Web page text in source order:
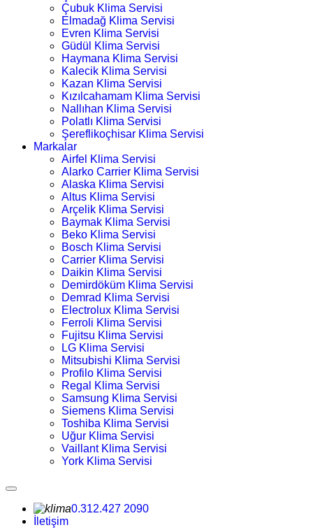
Çubuk Klima Servisi
Elmadağ Klima Servisi
Evren Klima Servisi
Güdül Klima Servisi
Haymana Klima Servisi
Kalecik Klima Servisi
Kazan Klima Servisi
Kızılcahamam Klima Servisi
Nallıhan Klima Servisi
Polatlı Klima Servisi
Şereflikoçhisar Klima Servisi
Markalar
Airfel Klima Servisi
Alarko Carrier Klima Servisi
Alaska Klima Servisi
Altus Klima Servisi
Arçelik Klima Servisi
Baymak Klima Servisi
Beko Klima Servisi
Bosch Klima Servisi
Carrier Klima Servisi
Daikin Klima Servisi
Demirdöküm Klima Servisi
Demrad Klima Servisi
Electrolux Klima Servisi
Ferroli Klima Servisi
Fujitsu Klima Servisi
LG Klima Servisi
Mitsubishi Klima Servisi
Profilo Klima Servisi
Regal Klima Servisi
Samsung Klima Servisi
Siemens Klima Servisi
Toshiba Klima Servisi
Uğur Klima Servisi
Vaillant Klima Servisi
York Klima Servisi
0.312.427 2090
İletişim